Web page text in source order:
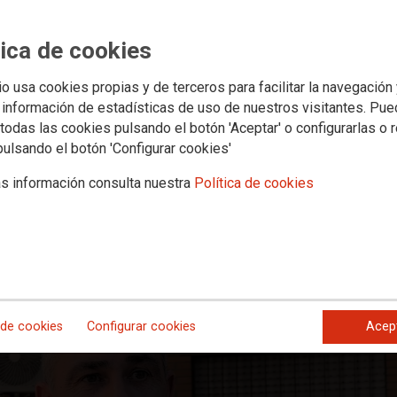
de cookies
usa cookies propias y de terceros para facilitar la navegación
de estadísticas de uso de nuestros visitantes.
las cookies pulsando el botón 'Aceptar' o configurarlas o
el botón 'Configurar cookies'
información consulta nuestra Política de cookies
cookies Configurar cookies
la Junta de Extremadura
de oposiciones
a todo el periodo 2021-2023
de Hacienda y Administración Pública de la Junta de
la Junta que tenía pendiente de 2021 con las plazas de las